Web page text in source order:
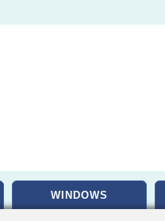
WINDOWS